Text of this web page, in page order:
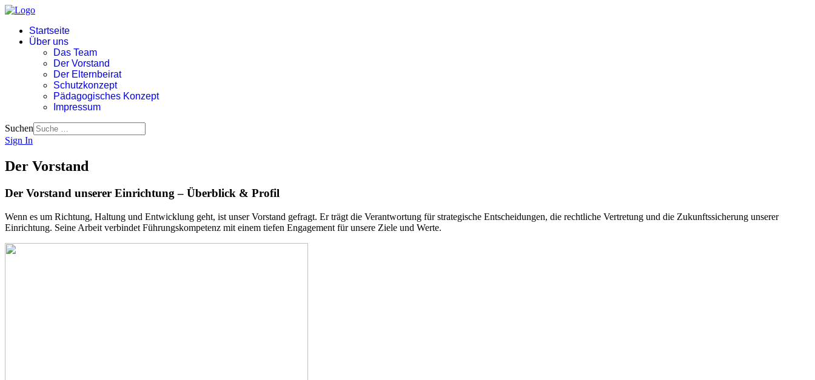
Startseite
Über uns
Das Team
Der Vorstand
Der Elternbeirat
Schutzkonzept
Pädagogisches Konzept
Impressum
Suchen
Sign In
Der Vorstand
Der Vorstand unserer Einrichtung – Überblick & Profil
Wenn es um Richtung, Haltung und Entwicklung geht, ist unser Vorstand gefragt. Er trägt die Verantwortung für strategische Entscheidungen, die rechtliche Vertretung und die Zukunftssicherung unserer
Einrichtung. Seine Arbeit verbindet Führungskompetenz mit einem tiefen Engagement für unsere Ziele und Werte.